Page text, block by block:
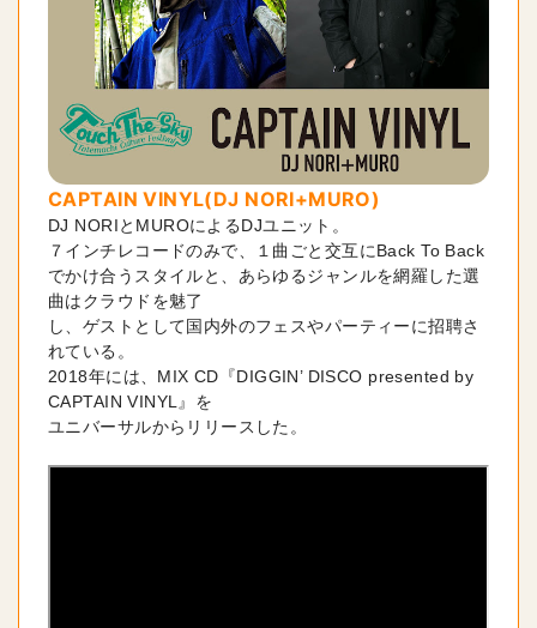
CAPTAIN VINYL(DJ NORI+MURO)
DJ NORIとMUROによるDJユニット。
７インチレコードのみで、１曲ごと交互にBack To Back
でかけ合うスタイルと、あらゆるジャンルを網羅した選
曲はクラウドを魅了
し、ゲストとして国内外のフェスやパーティーに招聘さ
れている。
2018年には、MIX CD『DIGGIN’ DISCO presented by
CAPTAIN VINYL』を
ユニバーサルからリリースした。